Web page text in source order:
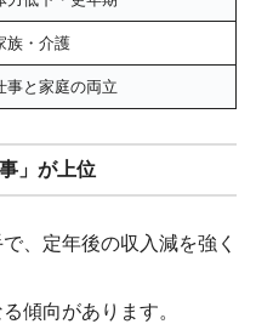
族・介護
事と家庭の両立
」が上位
、定年後の収入減を強く
傾向があります。